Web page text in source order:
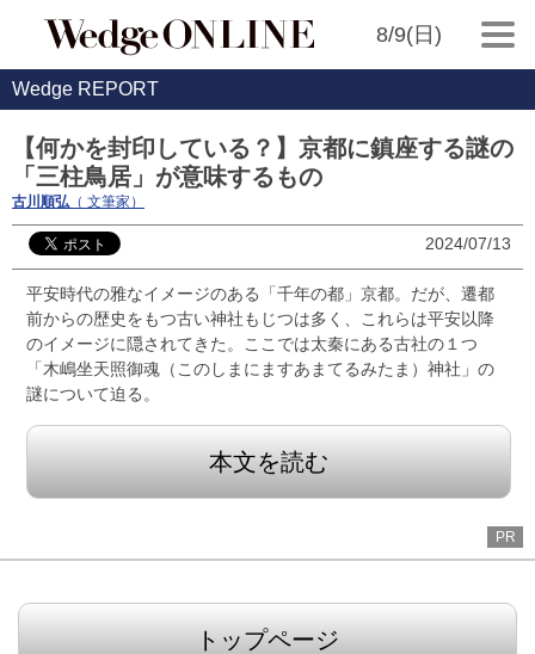
8/9(日)
Wedge REPORT
【何かを封印している？】京都に鎮座する謎の
「三柱鳥居」が意味するもの
古川順弘 （ 文筆家）
2024/07/13
平安時代の雅なイメージのある「千年の都」京都。だが、遷都
前からの歴史をもつ古い神社もじつは多く、これらは平安以降
のイメージに隠されてきた。ここでは太秦にある古社の１つ
「木嶋坐天照御魂（このしまにますあまてるみたま）神社」の
謎について迫る。
本文を読む
PR
トップページ